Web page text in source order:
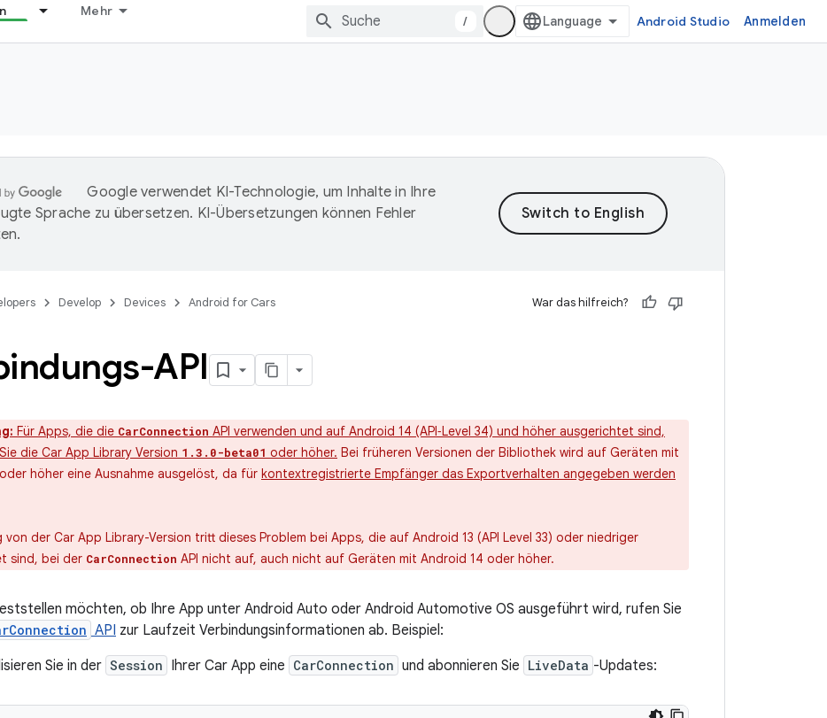
Mehr
/ Android Studio Anmelden
Google verwendet KI-Technologie, um Inhalte in Ihre
Sprache zu übersetzen. KI-Übersetzungen können Fehler
Develop Devices Android for Cars War das hilfreich?
API
Für Apps, die die CarConnection API verwenden und auf Android 14 (API‑Level 34) und höher ausgerichtet sind,
die Car App Library Version 1.3.0-beta01 oder höher. Bei früheren Versionen der Bibliothek wird auf Geräten mit
höher eine Ausnahme ausgelöst, da für kontextregistrierte Empfänger das Exportverhalten angegeben werden
von der Car App Library-Version tritt dieses Problem bei Apps, die auf Android 13 (API Level 33) oder niedriger
sind, bei der CarConnection API nicht auf, auch nicht auf Geräten mit Android 14 oder höher.
möchten, ob Ihre App unter Android Auto oder Android Automotive OS ausgeführt wird, rufen Sie
API zur Laufzeit Verbindungsinformationen ab. Beispiel:
Sie in der Session Ihrer Car App eine CarConnection und abonnieren Sie LiveData -Updates: